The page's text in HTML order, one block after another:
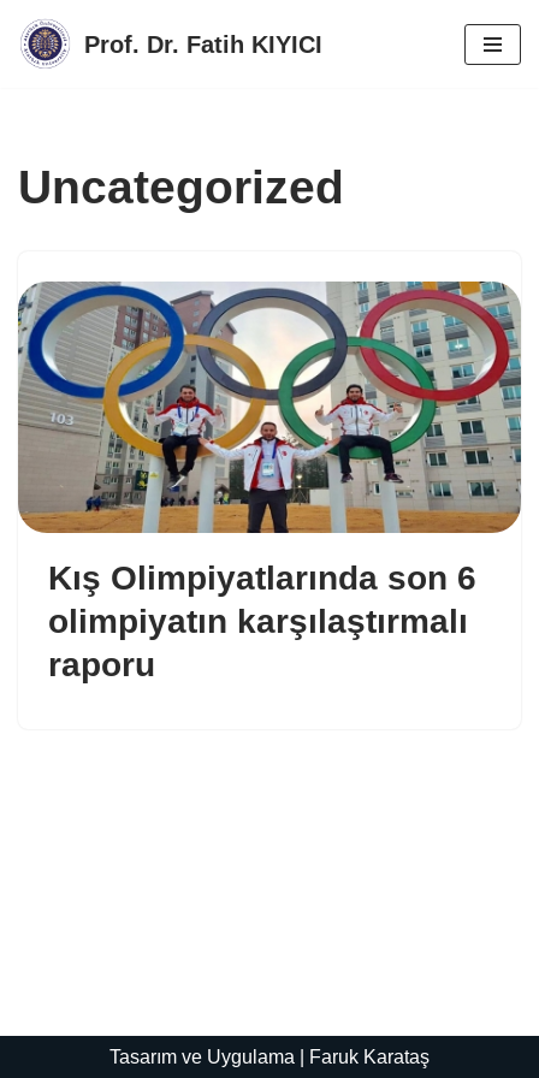
İçeriğe
Prof. Dr. Fatih KIYICI
Uncategorized
Kış Olimpiyatlarında son 6
olimpiyatın karşılaştırmalı
raporu
Tasarım ve Uygulama | Faruk Karataş